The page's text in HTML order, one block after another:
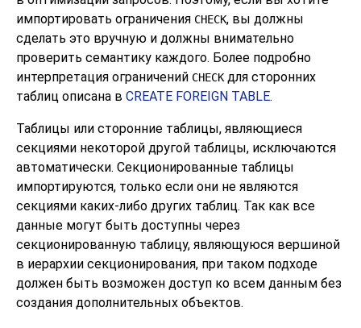
импортировать ограничения CHECK, вы должны
сделать это вручную и должны внимательно
проверить семантику каждого. Более подробно
интерпретация ограничений CHECKдля сторонних
таблиц описана в CREATE FOREIGN TABLE.
Таблицы или сторонние таблицы, являющиеся
секциями некоторой другой таблицы, исключаются
автоматически. Секционированные таблицы
импортируются, только если они не являются
секциями каких-либо других таблиц. Так как все
данные могут быть доступны через
секционированную таблицу, являющуюся вершиной
в иерархии секционирования, при таком подходе
должен быть возможен доступ ко всем данным без
создания дополнительных объектов.